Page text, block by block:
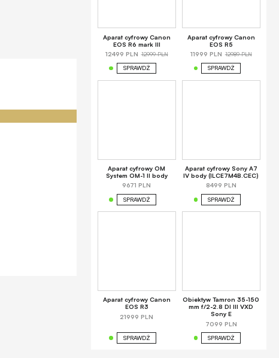
Aparat cyfrowy Canon
EOS R6 mark III
12499 PLN 12999 PLN
SPRAWDŹ
Aparat cyfrowy Canon
EOS R5
11999 PLN 12989 PLN
SPRAWDŹ
Aparat cyfrowy OM
System OM-1 II body
9671 PLN
SPRAWDŹ
Aparat cyfrowy Sony A7
IV body (ILCE7M4B.CEC)
8499 PLN
SPRAWDŹ
Aparat cyfrowy Canon
EOS R3
21999 PLN
SPRAWDŹ
Obiektyw Tamron 35-150
mm f/2-2.8 DI III VXD
Sony E
7099 PLN
SPRAWDŹ